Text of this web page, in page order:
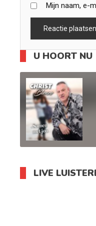
Mijn naam, e-
U HOORT NU
LIVE